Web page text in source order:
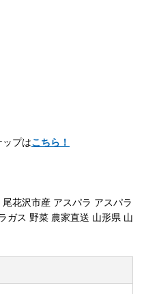
プはこちら！
花沢市産 アスパラ アスパラ
ガス 野菜 農家直送 山形県 山